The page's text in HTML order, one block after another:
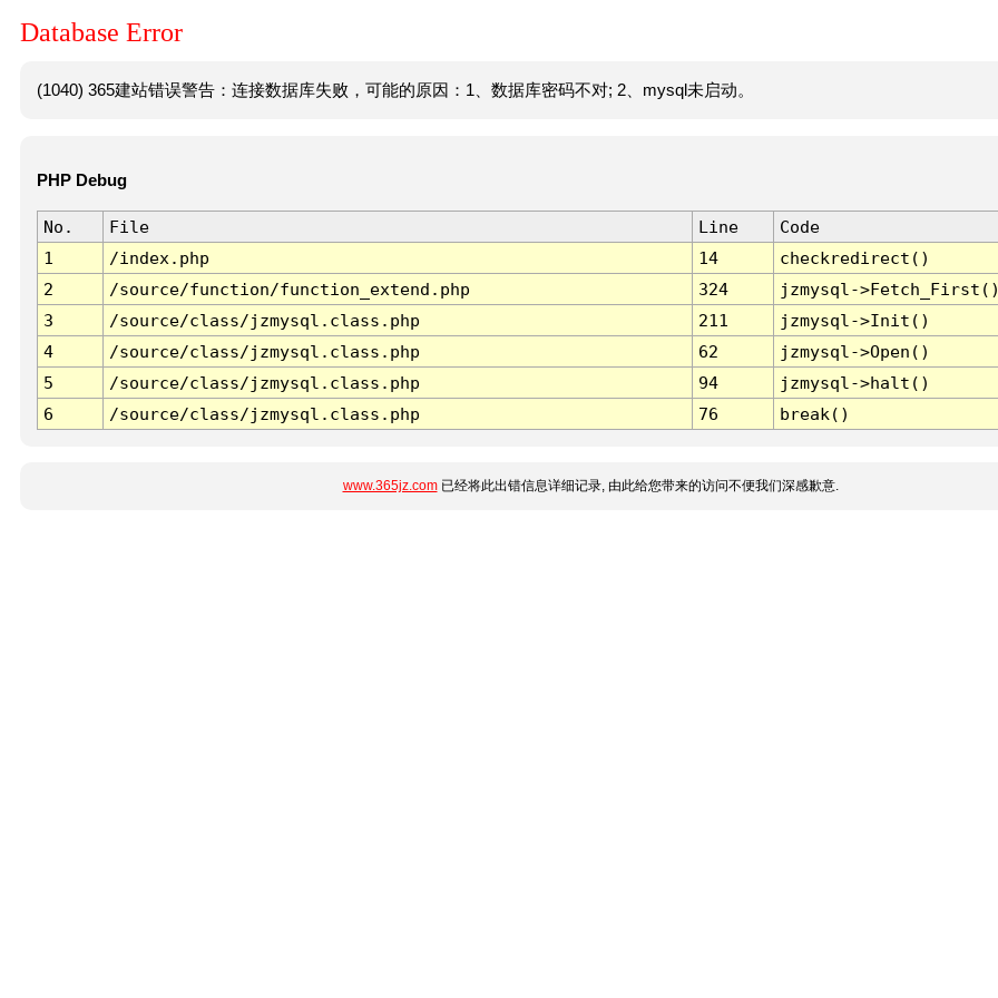
Database Error
(1040) 365建站错误警告：连接数据库失败，可能的原因：1、数据库密码不对; 2、mysql未启动。
PHP Debug
No. File Line
Code
1
/index.php 14
checkredirect()
2
/source/function/function_extend.php 324
jzmysql-
3
/source/class/jzmysql.class.php 211
jzmysql->Init()
4
/source/class/jzmysql.class.php 62
jzmysql->Open()
5
/source/class/jzmysql.class.php 94
jzmysql->halt()
6
/source/class/jzmysql.class.php 76 break()
www.365jz.com已经将此出错信息详细记录, 由此给您带来的访问不便我们深感歉意.